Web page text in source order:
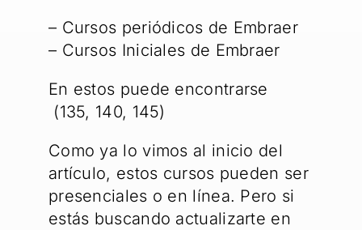
– Cursos periódicos de Embraer
– Cursos Iniciales de Embraer
En estos puede encontrarse
(135, 140, 145)
Como ya lo vimos al inicio del
artículo, estos cursos pueden ser
presenciales o en línea. Pero si
estás buscando actualizarte en